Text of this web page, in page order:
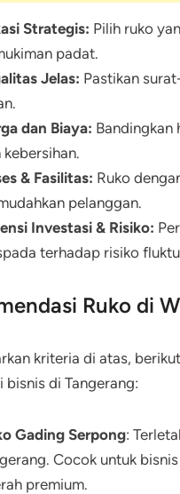
Strategis: Pilih ruko
padat.
Jelas: Pastikan
dan Biaya: Bandingkan
kebersihan.
& Fasilitas: Ruko
pelanggan.
Investasi & Risiko:
terhadap risiko
Ruko di
kriteria di atas,
bisnis di Tangerang:
Gading Serpong:
Cocok untuk
premium.